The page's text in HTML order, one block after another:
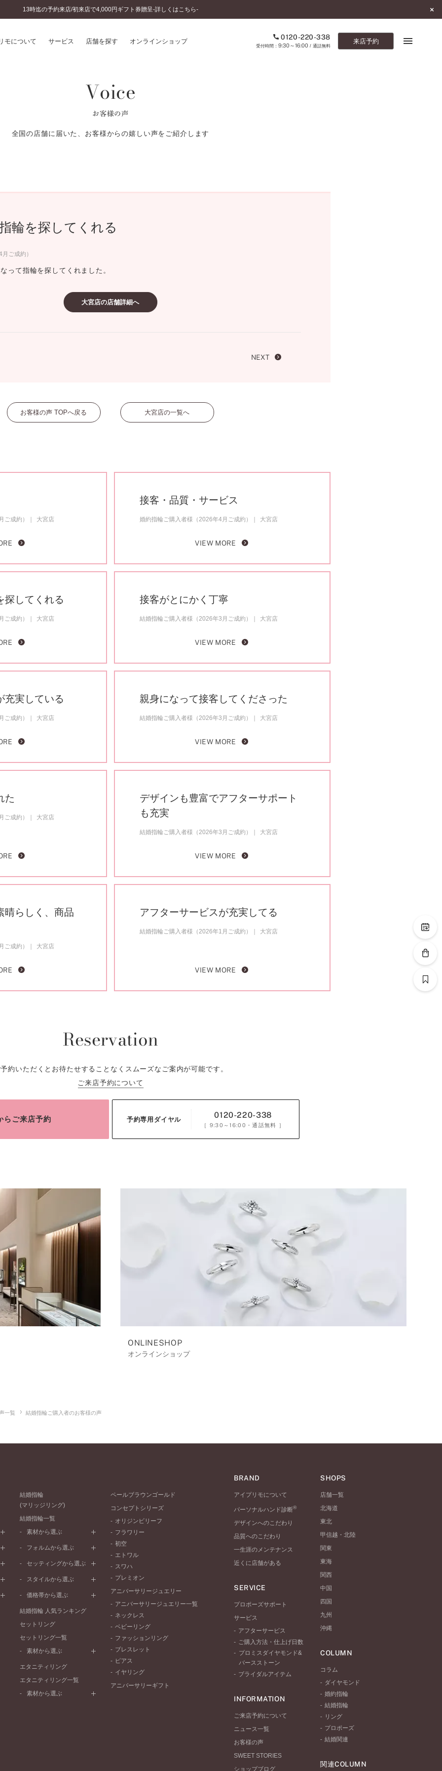
13時迄の予約来店/初来店で4,000円ギフト券贈呈-詳しくはこちら-
モについて サービス 店舗を探す オンラインショップ 0120-220-338
9:30～16:00/ 通話無料
来店予約
のこだわり
スダイヤモンド&バースストー
ーズサポート
予約について
婚約指輪とは
結婚指輪とは
セットリングとは
ショップブログ
Voice
お客様の声
全国の店舗に届いた、お客様からの嬉しい声をご紹介します
輪を探してくれる
ご成約）
って指輪を探してくれました。
大宮店の店舗詳細へ
NEXT
お客様の声 TOPへ戻る 大宮店の一覧へ
ご成約） 大宮店
接客・品質・サービス
婚約指輪ご購入者様（2026年4月ご成約） 大宮店
VIEW MORE
探してくれる
ご成約） 大宮店
接客がとにかく丁寧
結婚指輪ご購入者様（2026年3月ご成約） 大宮店
VIEW MORE
充実している
ご成約） 大宮店
親身になって接客してくださった
結婚指輪ご購入者様（2026年3月ご成約） 大宮店
VIEW MORE
た
ご成約） 大宮店
デザインも豊富でアフターサポート
も充実
結婚指輪ご購入者様（2026年3月ご成約） 大宮店
VIEW MORE
晴らしく、商品
ご成約） 大宮店
アフターサービスが充実してる
結婚指輪ご購入者様（2026年1月ご成約） 大宮店
VIEW MORE
Reservation
約いただくとお待たせすることなくスムーズなご案内が可能です。
ご来店予約について
らご来店予約 予約専用ダイヤル 0120-220-338
［ 9:30～16:00 ・通話無料 ］
ONLINESHOP
オンラインショップ
一覧 結婚指輪ご購入者のお客様の声
結婚指輪
(マリッジリング)
結婚指輪一覧
素材から選ぶ
プラチナ
ピンクゴールド
ペールブラウンゴールド
フォルムから選ぶ
ストレートライン
V字ライン
セッティングから選ぶ
プレーン
セベラルメレ
ラインメレ
スタイルから選ぶ
シンプル
モード
エレガント
ゴージャス
価格帯から選ぶ
50万円～
20万円～30万円
10万円～20万円
結婚指輪 人気ランキング
セットリング
セットリング一覧
素材から選ぶ
プラチナ
ペールブラウンゴールド
エタニティリング
エタニティリング一覧
素材から選ぶ
ペールブラウンゴールド
コンセプトシリーズ
オリジンビリーフ
フラワリー
初空
エトワル
スワハ
プレミオン
アニバーサリージュエリー
アニバーサリージュエリー一覧
ネックレス
ベビーリング
ファッションリング
ブレスレット
ピアス
イヤリング
アニバーサリーギフト
BRAND
アイプリモについて
パーソナルハンド診断®
デザインへのこだわり
品質へのこだわり
一生涯のメンテナンス
近くに店舗がある
SERVICE
プロポーズサポート
サービス
アフターサービス
ご購入方法・仕上げ日数
プロミスダイヤモンド&
バースストーン
ブライダルアイテム
INFORMATION
ご来店予約について
ニュース一覧
お客様の声
SWEET STORIES
ショップブログ
SHOPS
店舗一覧
北海道
東北
甲信越・北陸
関東
東海
関西
中国
四国
九州
沖縄
COLUMN
コラム
ダイヤモンド
婚約指輪
結婚指輪
リング
プロポーズ
結婚関連
関連COLUMN